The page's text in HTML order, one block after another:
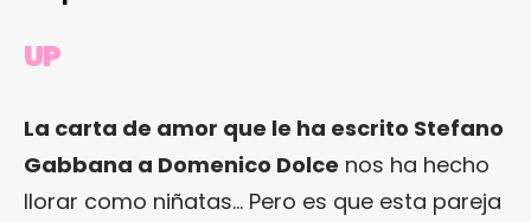
UP
La carta de amor que le ha escrito Stefano
Gabbana a Domenico Dolce nos ha hecho
llorar como niñatas… Pero es que esta pareja